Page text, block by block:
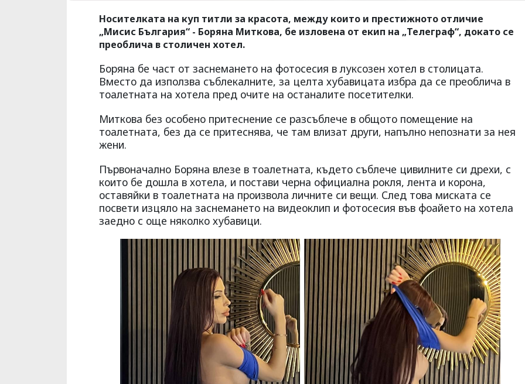
Носителката на куп титли за красота, между които и престижното отличие
„Мисис България“ - Боряна Миткова, бе изловена от екип на „Телеграф“, докато се
преоблича в столичен хотел.
Боряна бе част от заснемането на фотосесия в луксозен хотел в столицата.
Вместо да използва съблекалните, за целта хубавицата избра да се преоблича в
тоалетната на хотела пред очите на останалите посетителки.
Миткова без особено притеснение се разсъблече в общото помещение на
тоалетната, без да се притеснява, че там влизат други, напълно непознати за нея
жени.
Първоначално Боряна влезе в тоалетната, където съблече цивилните си дрехи, с
които бе дошла в хотела, и постави черна официална рокля, лента и корона,
оставяйки в тоалетната на произвола личните си вещи. След това миската се
посвети изцяло на заснемането на видеоклип и фотосесия във фоайето на хотела
заедно с още няколко хубавици.